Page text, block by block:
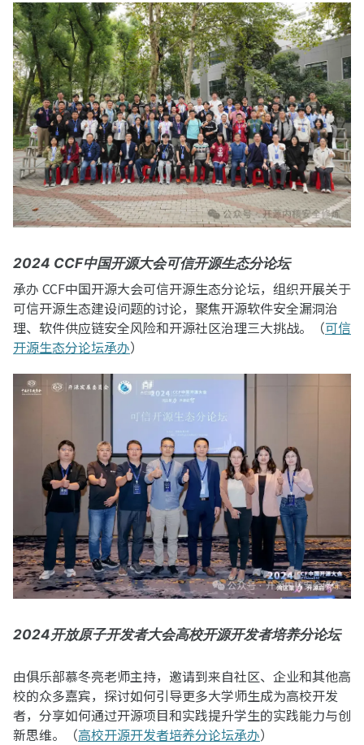
2024 CCF中国开源大会可信开源生态分论坛
承办 CCF中国开源大会可信开源生态分论坛，组织开展关于
可信开源生态建设问题的讨论，聚焦开源软件安全漏洞治
理、软件供应链安全风险和开源社区治理三大挑战。（可信
开源生态分论坛承办）
2024开放原子开发者大会高校开源开发者培养分论坛
由俱乐部慕冬亮老师主持，邀请到来自社区、企业和其他高
校的众多嘉宾，探讨如何引导更多大学师生成为高校开发
者，分享如何通过开源项目和实践提升学生的实践能力与创
新思维。（高校开源开发者培养分论坛承办）